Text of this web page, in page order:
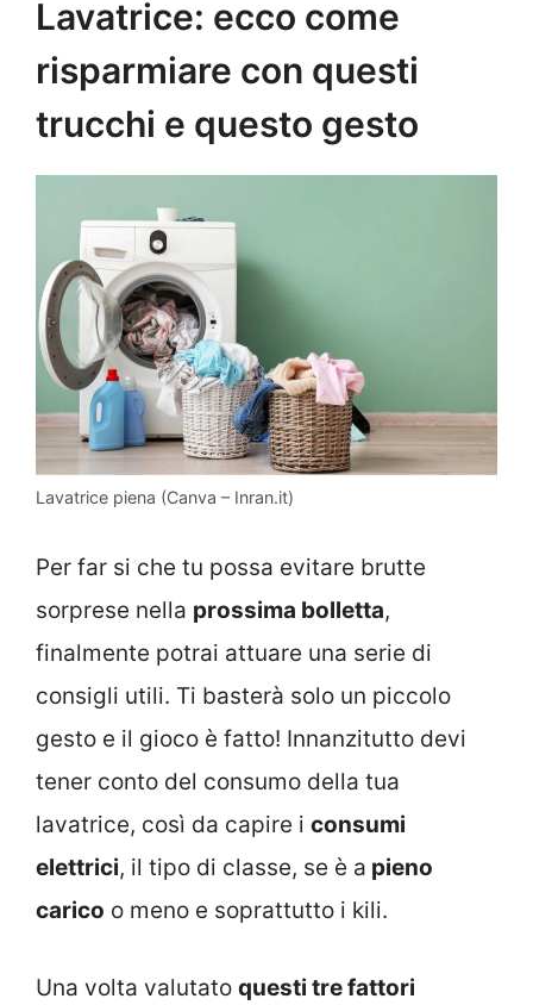
Lavatrice: ecco come
risparmiare con questi
trucchi e questo gesto
Lavatrice piena (Canva – Inran.it)
Per far si che tu possa evitare brutte
sorprese nella prossima bolletta,
finalmente potrai attuare una serie di
consigli utili. Ti basterà solo un piccolo
gesto e il gioco è fatto! Innanzitutto devi
tener conto del consumo della tua
lavatrice, così da capire i consumi
elettrici, il tipo di classe, se è a pieno
carico o meno e soprattutto i kili.
Una volta valutato questi tre fattori